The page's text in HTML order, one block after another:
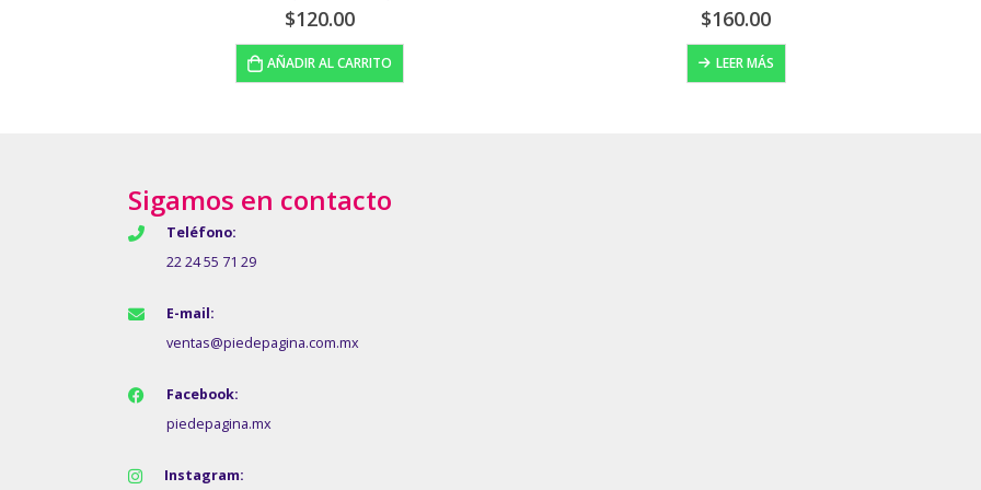
$160.00
LEER MÁS
$145.00
AÑADIR AL CARRITO
Sigamos en contacto
Teléfono:
22 24 55 71 29
E-mail:
ventas@piedepagina.com.mx
Facebook:
piedepagina.mx
Instagram: